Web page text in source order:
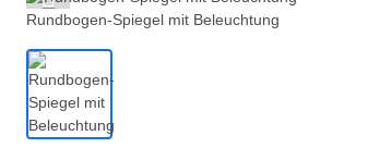
Rundbogen-Spiegel mit Beleuchtung